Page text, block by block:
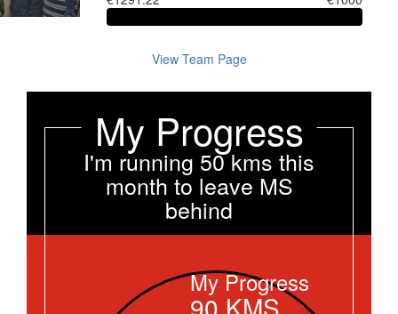
View Team Page
My Progress
I'm running 50 kms this
month to leave MS
behind
My Progress
90 KMS